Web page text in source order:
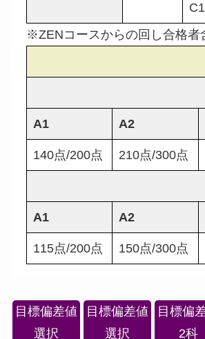
※ZENコースからの回し合格者
A1 A2
140点/200点 210点/300点
A1 A2
115点/200点 150点/300点
目標偏差値
選択
目標偏差値
選択
目標偏
2科